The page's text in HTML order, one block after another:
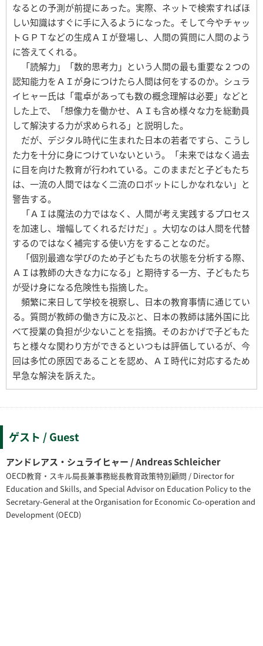
なるとの予測が前提にあった。実際、ネットで検索すればほ
しい知識はすぐに手に入るようになった。そして今やチャッ
トＧＰＴなどの生成ＡＩが登場し、人間の質問に人間のよう
に答えてくれる。
「読解力」「数的思考力」という人間の最も重要な２つの
認知能力をＡＩが身につけたら人間は何をするのか。シュラ
イヒャー氏は「電卓があっても数の概念理解は必要」などと
した上で、「想像力を働かせ、ＡＩも含め様々な力を総動員
して解決する力が求められる」と説明した。
だが、デジタル時代に生まれた日本の若者ですら、こうし
た力を十分に身につけていないという。「未来ではなく過去
に目を向けた教育が行われている。このままだと子どもたち
は、一流の人間ではなく二流のロボットにしかなれない」と
警告する。
「ＡＩは魔法の力ではなく、人間が考え実践するプロセス
を加速し、増幅してくれるだけだ」。大切なのは人間を代替
するのではなく補完する使い方をすることなのだ。
「個別最適な学びのため子どもたちの状態を分析する際、
ＡＩは教師の大きな力になる」と期待する一方、子どもたち
が受け身になる危険性も指摘した。
頻繁に来日して学校を視察し、日本の教育事情に通じてい
る。質問が教師の働き方に及ぶと、日本の教師は諸外国に比
べて授業の負担が少ないことを指摘。そのおかげで子どもた
ちと様々な関わり方ができるといつもは評価しているが、今
回は多忙の原因であることを認め、ＡＩ時代に対応するため
早急な解決を訴えた。
ゲスト / Guest
アンドレアス・シュライヒャー / Andreas Schleicher
OECD教育・スキル局長兼事務総長教育政策特別顧問 / Director for
Education and Skills, and Special Advisor on Education Policy to the
Secretary-General at the Organisation for Economic Co-operation and
Development (OECD)